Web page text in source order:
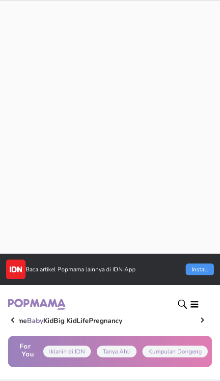
Baca artikel Popmama lainnya di IDN App Install
HomeBabyKidBig KidLifePregnancy
For
You
Iklanin di IDN Tanya Ahli Kumpulan Dongeng